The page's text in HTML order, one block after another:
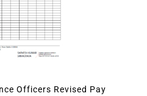
Officers Revised Pay